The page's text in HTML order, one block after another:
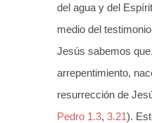
del agua y del
medio del
Jesús sabemos
arrepentimiento,
resurrección de
Pedro 1.3, 3.21).